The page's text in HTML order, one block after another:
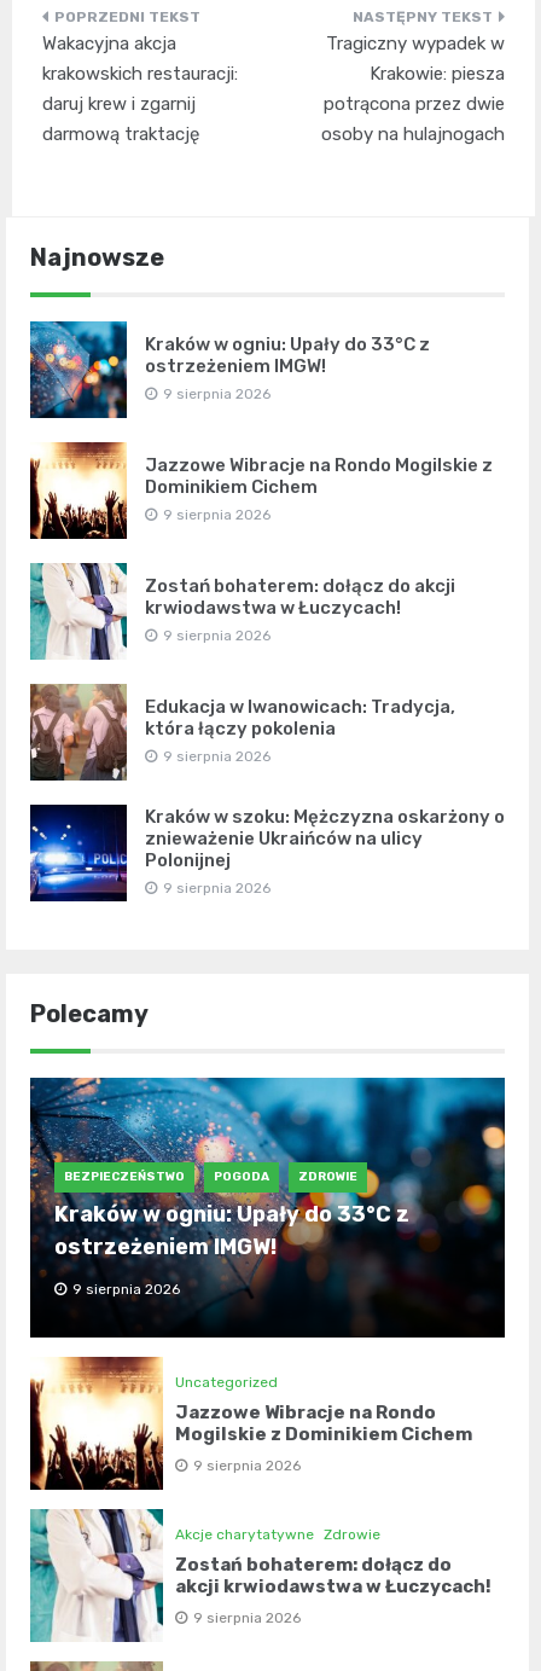
Nawigacja
wpisu
Wakacyjna akcja
krakowskich restauracji:
daruj krew i zgarnij
darmową traktację
Tragiczny wypadek w
Krakowie: piesza
potrącona przez dwie
osoby na hulajnogach
Najnowsze
Kraków w ogniu: Upały do 33°C z
ostrzeżeniem IMGW!
9 sierpnia 2026
Jazzowe Wibracje na Rondo Mogilskie z
Dominikiem Cichem
9 sierpnia 2026
Zostań bohaterem: dołącz do akcji
krwiodawstwa w Łuczycach!
9 sierpnia 2026
Edukacja w Iwanowicach: Tradycja,
która łączy pokolenia
9 sierpnia 2026
Kraków w szoku: Mężczyzna oskarżony o
znieważenie Ukraińców na ulicy
Polonijnej
9 sierpnia 2026
Polecamy
BEZPIECZEŃSTWO POGODA ZDROWIE
Kraków w ogniu: Upały do 33°C z
ostrzeżeniem IMGW!
9 sierpnia 2026
Uncategorized
Jazzowe Wibracje na Rondo
Mogilskie z Dominikiem Cichem
9 sierpnia 2026
Akcje charytatywne Zdrowie
Zostań bohaterem: dołącz do
akcji krwiodawstwa w Łuczycach!
9 sierpnia 2026